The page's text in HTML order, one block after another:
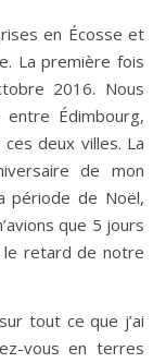
La première fois
2016. Nous
Édimbourg,
deux villes. La
de mon
période de Noël,
que 5 jours
le retard de notre
tout ce que j’ai
vous en terres